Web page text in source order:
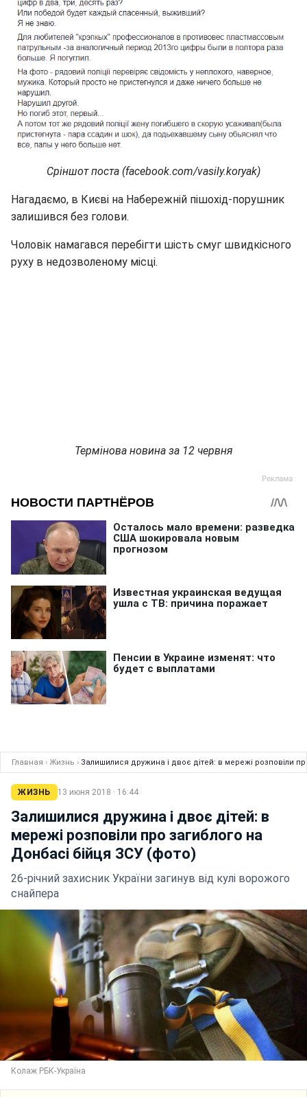
Сріншот поста (facebook.com/vasily.koryak)
Нагадаємо, в Києві на Набережній пішохід-порушник
залишився без голови.
Чоловік намагався перебігти шість смуг швидкісного
руху в недозволеному місці.
Термінова новина за 12 червня
Главная › Жизнь › Залишилися дружина і двоє дітей: в мережі розповіли
ЖИЗНЬ 13 июня 2018 · 16:44
Залишилися дружина і двоє дітей: в
мережі розповіли про загиблого на
Донбасі бійця ЗСУ (фото)
26-річний захисник України загинув від кулі ворожого
снайпера
Колаж РБК-Україна